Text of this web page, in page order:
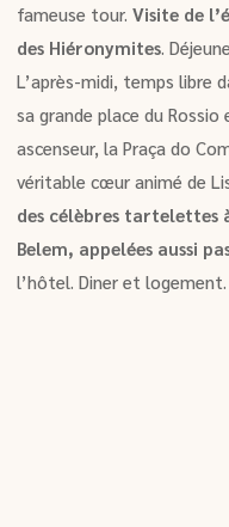
fameuse tour. Visite de
des Hiéronymites.
L’après-midi, temps libre
sa grande place du Rossio
ascenseur, la Praça do
véritable cœur animé de
des célèbres tartelettes
Belem, appelées aussi
l’hôtel. Diner et logement.